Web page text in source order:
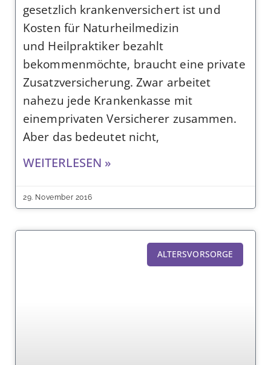
gesetzlich krankenversichert ist und
Kosten für Naturheilmedizin
und Heilpraktiker bezahlt
bekommenmöchte, braucht eine private
Zusatzversicherung. Zwar arbeitet
nahezu jede Krankenkasse mit
einemprivaten Versicherer zusammen.
Aber das bedeutet nicht,
WEITERLESEN »
29. November 2016
ALTERSVORSORGE